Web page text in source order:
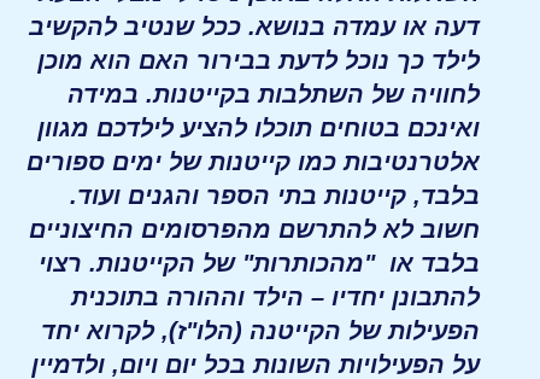
דעה או עמדה בנושא. ככל שנטיב להקשיב
לילד כך נוכל לדעת בבירור האם הוא מוכן
לחוויה של השתלבות בקייטנות. במידה
ואינכם בטוחים תוכלו להציע לילדכם מגוון
אלטרנטיבות כמו קייטנות של ימים ספורים
בלבד, קייטנות בתי הספר והגנים ועוד.
חשוב לא להתרשם מהפרסומים החיצוניים
בלבד או "מהכותרות" של הקייטנות. רצוי
להתבונן יחדיו – הילד וההורה בתוכנית
הפעילות של הקייטנה (הלו"ז), לקרוא יחד
על הפעילויות השונות בכל יום ויום, ולדמיין